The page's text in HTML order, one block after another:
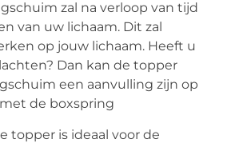
zal na verloop van tijd
van uw lichaam. Dit zal
op jouw lichaam. Heeft u
Dan kan de topper
een aanvulling zijn op
de boxspring
topper is ideaal voor de